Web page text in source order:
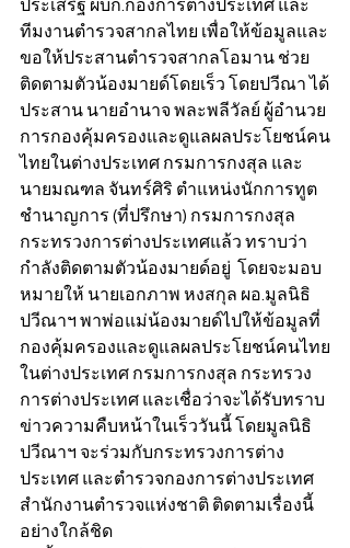
ประเสริฐ ผบก.กองการต่างประเทศ และ
ทีมงานตำรวจสากลไทย เพื่อให้ข้อมูลและ
ขอให้ประสานตำรวจสากลโอมาน ช่วย
ติดตามตัวน้องมายด์โดยเร็ว โดยปวีณา ได้
ประสาน นายอำนาจ พละพลีวัลย์ ผู้อำนวย
การกองคุ้มครองและดูแลผลประโยชน์คน
ไทยในต่างประเทศ กรมการกงสุล และ
นายมณฑล จันทร์ศิริ ตำแหน่งนักการทูต
ชำนาญการ (ที่ปรึกษา) กรมการกงสุล
กระทรวงการต่างประเทศแล้ว ทราบว่า
กำลังติดตามตัวน้องมายด์อยู่  โดยจะมอบ
หมายให้ นายเอกภาพ หงสกุล ผอ.มูลนิธิ
ปวีณาฯ พาพ่อแม่น้องมายด์ไปให้ข้อมูลที่
กองคุ้มครองและดูแลผลประโยชน์คนไทย
ในต่างประเทศ กรมการกงสุล กระทรวง
การต่างประเทศ และเชื่อว่าจะได้รับทราบ
ข่าวความคืบหน้าในเร็ววันนี้ โดยมูลนิธิ
ปวีณาฯ จะร่วมกับกระทรวงการต่าง
ประเทศ และตำรวจกองการต่างประเทศ
สำนักงานตำรวจแห่งชาติ ติดตามเรื่องนี้
อย่างใกล้ชิด